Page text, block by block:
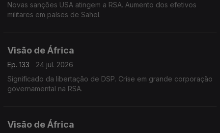
Novas sanções USA atingem a RSA. Aumento dos efetivos
militares em países de Sahel.
Visão de África
Ep. 133
24 jul. 2026
Significado da libertação de DSP. Crise em grande corporação
governamental na RSA.
Visão de África